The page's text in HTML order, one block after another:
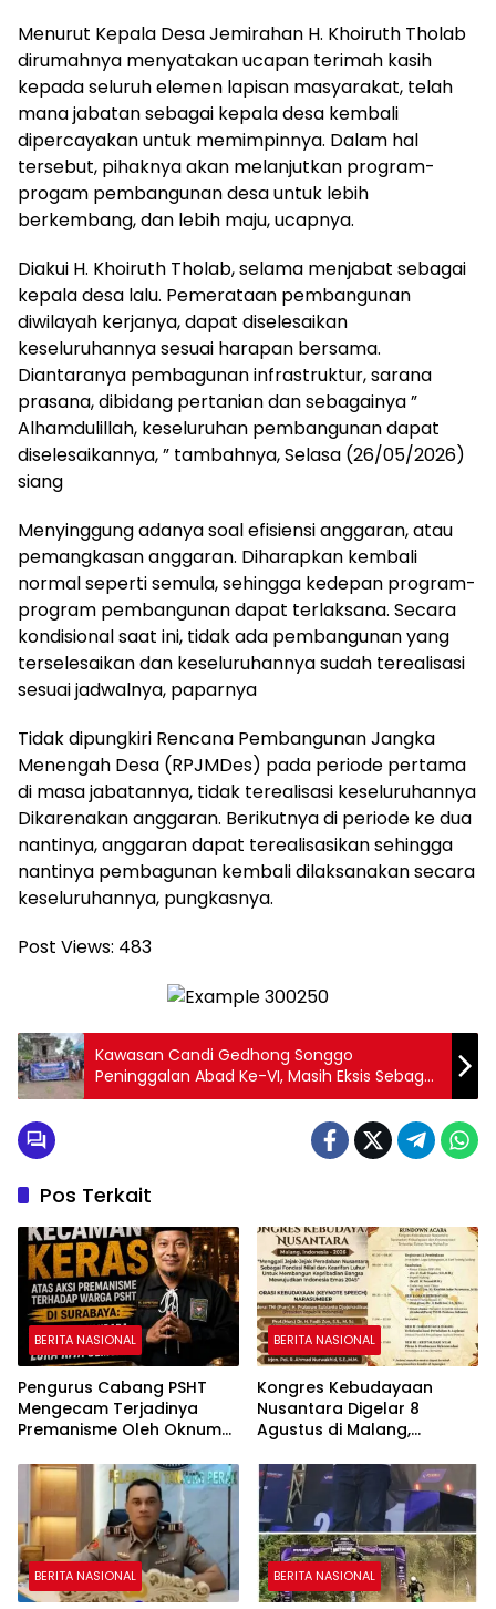
Menurut Kepala Desa Jemirahan H. Khoiruth Tholab
dirumahnya menyatakan ucapan terimah kasih
kepada seluruh elemen lapisan masyarakat, telah
mana jabatan sebagai kepala desa kembali
dipercayakan untuk memimpinnya. Dalam hal
tersebut, pihaknya akan melanjutkan program-
progam pembangunan desa untuk lebih
berkembang, dan lebih maju, ucapnya.
Diakui H. Khoiruth Tholab, selama menjabat sebagai
kepala desa lalu. Pemerataan pembangunan
diwilayah kerjanya, dapat diselesaikan
keseluruhannya sesuai harapan bersama.
Diantaranya pembagunan infrastruktur, sarana
prasana, dibidang pertanian dan sebagainya ”
Alhamdulillah, keseluruhan pembangunan dapat
diselesaikannya, ” tambahnya, Selasa (26/05/2026)
siang
Menyinggung adanya soal efisiensi anggaran, atau
pemangkasan anggaran. Diharapkan kembali
normal seperti semula, sehingga kedepan program-
program pembangunan dapat terlaksana. Secara
kondisional saat ini, tidak ada pembangunan yang
terselesaikan dan keseluruhannya sudah terealisasi
sesuai jadwalnya, paparnya
Tidak dipungkiri Rencana Pembangunan Jangka
Menengah Desa (RPJMDes) pada periode pertama
di masa jabatannya, tidak terealisasi keseluruhannya
Dikarenakan anggaran. Berikutnya di periode ke dua
nantinya, anggaran dapat terealisasikan sehingga
nantinya pembagunan kembali dilaksanakan secara
keseluruhannya, pungkasnya.
Post Views: 483
Kawasan Candi Gedhong Songgo
Peninggalan Abad Ke-VI, Masih Eksis Sebagai
Salah Satu Tempat Wisata Alam
Pos Terkait
BERITA NASIONAL
Pengurus Cabang PSHT
Mengecam Terjadinya
Premanisme Oleh Oknum
BERITA NASIONAL
Kongres Kebudayaan
Nusantara Digelar 8
Agustus di Malang,
Hadir
BERITA NASIONAL BERITA NASIONAL